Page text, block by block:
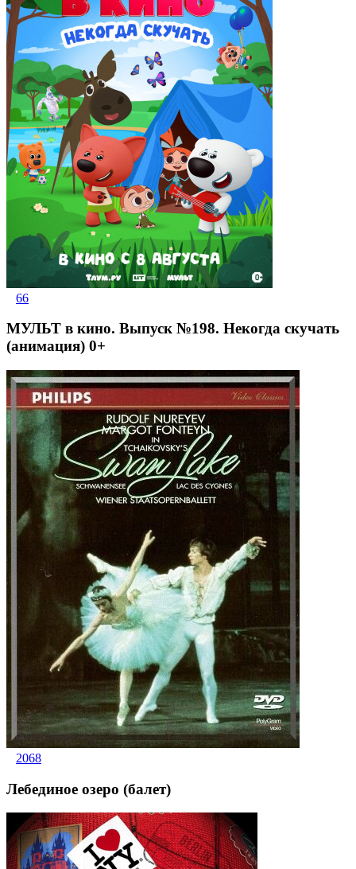
66
МУЛЬТ в кино. Выпуск №198. Некогда скучать
(анимация) 0+
2068
Лебединое озеро (балет)